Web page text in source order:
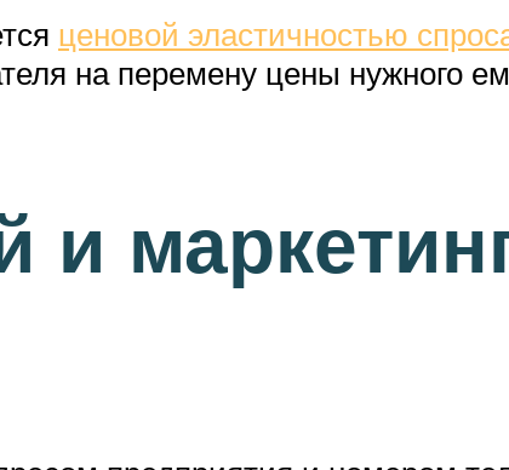
ценовой эластичностью
на перемену цены нужного
и